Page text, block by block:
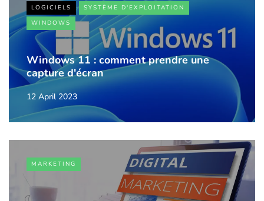
LOGICIELS
SYSTÈME D'EXPLOITATION
WINDOWS
Windows 11 : comment prendre une
capture d'écran
12 April 2023
MARKETING